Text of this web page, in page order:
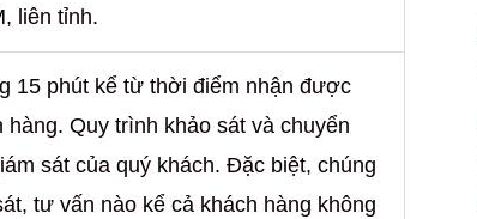
liên tỉnh.
15 phút kể từ thời điểm nhận được
Quy trình khảo sát và chuyển
sát của quý khách. Đặc biệt, chúng
tư vấn nào kể cả khách hàng không